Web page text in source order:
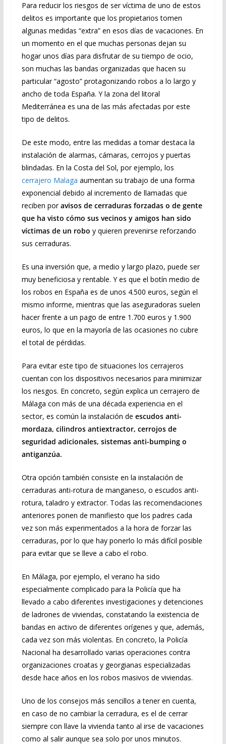
Para reducir los riesgos de ser víctima de uno de estos
delitos es importante que los propietarios tomen
algunas medidas “extra” en esos días de vacaciones. En
un momento en el que muchas personas dejan su
hogar unos días para disfrutar de su tiempo de ocio,
son muchas las bandas organizadas que hacen su
particular “agosto” protagonizando robos a lo largo y
ancho de toda España. Y la zona del litoral
Mediterránea es una de las más afectadas por este
tipo de delitos.
De este modo, entre las medidas a tomar destaca la
instalación de alarmas, cámaras, cerrojos y puertas
blindadas. En la Costa del Sol, por ejemplo, los
cerrajero Malaga aumentan su trabajo de una forma
exponencial debido al incremento de llamadas que
reciben poravisos de cerraduras forzadas o de gente
que ha visto cómo sus vecinos y amigos han sido
víctimas de un robo y quieren prevenirse reforzando
sus cerraduras.
Es una inversión que, a medio y largo plazo, puede ser
muy beneficiosa y rentable. Y es que el botín medio de
los robos en España es de unos 4.500 euros, según el
mismo informe, mientras que las aseguradoras suelen
hacer frente a un pago de entre 1.700 euros y 1.900
euros, lo que en la mayoría de las ocasiones no cubre
el total de pérdidas.
Para evitar este tipo de situaciones los cerrajeros
cuentan con los dispositivos necesarios para minimizar
los riesgos. En concreto, según explica un cerrajero de
Málaga con más de una década experiencia en el
sector, es común la instalación de escudos anti-
mordaza, cilindros antiextractor, cerrojos de
seguridad adicionales, sistemas anti-bumping o
antiganzúa.
Otra opción también consiste en la instalación de
cerraduras anti-rotura de manganeso, o escudos anti-
rotura, taladro y extractor. Todas las recomendaciones
anteriores ponen de manifiesto que los padres cada
vez son más experimentados a la hora de forzar las
cerraduras, por lo que hay ponerlo lo más difícil posible
para evitar que se lleve a cabo el robo.
En Málaga, por ejemplo, el verano ha sido
especialmente complicado para la Policía que ha
llevado a cabo diferentes investigaciones y detenciones
de ladrones de viviendas, constatando la existencia de
bandas en activo de diferentes orígenes y que, además,
cada vez son más violentas. En concreto, la Policía
Nacional ha desarrollado varias operaciones contra
organizaciones croatas y georgianas especializadas
desde hace años en los robos masivos de viviendas.
Uno de los consejos más sencillos a tener en cuenta,
en caso de no cambiar la cerradura, es el de cerrar
siempre con llave la vivienda tanto al irse de vacaciones
como al salir aunque sea solo por unos minutos.